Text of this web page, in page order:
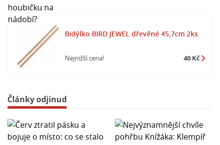
Bidýlko BIRD JEWEL dřevěné 45,7cm 2ks
Nejnižší cena! 40 Kč
Články odjinud